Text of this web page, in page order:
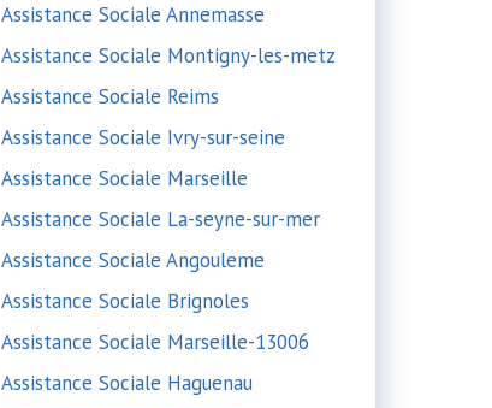
Assistance Sociale Annemasse
Assistance Sociale Montigny-les-metz
Assistance Sociale Reims
Assistance Sociale Ivry-sur-seine
Assistance Sociale Marseille
Assistance Sociale La-seyne-sur-mer
Assistance Sociale Angouleme
Assistance Sociale Brignoles
Assistance Sociale Marseille-13006
Assistance Sociale Haguenau